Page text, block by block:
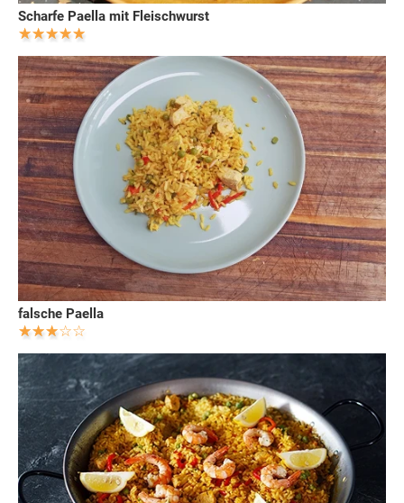
Scharfe Paella mit Fleischwurst
falsche Paella